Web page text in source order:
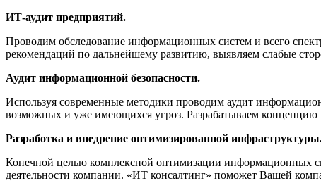
ИТ-аудит предприятий.
Проводим обследование информационных систем и всего
рекомендаций по дальнейшему развитию, выявляем слабые
Аудит информационной безопасности.
Используя современные методики проводим аудит
возможных и уже имеющихся угроз. Разрабатываем
Разработка и внедрение оптимизированной
Конечной целью комплексной оптимизации информационных
деятельности компании. «ИТ консалтинг» поможет Вашей